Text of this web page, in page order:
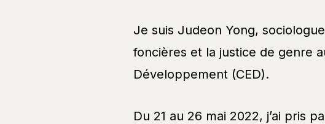
Je suis Judeon Yong,
foncières et la justice de genre
Développement (CED).
Du 21 au 26 mai 2022, j’ai pris